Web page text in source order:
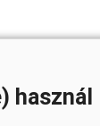
használ